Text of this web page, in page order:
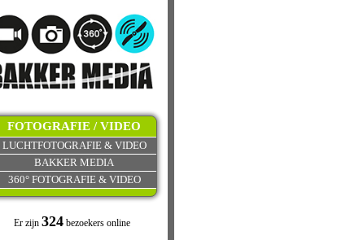
FOTOGRAFIE / VIDEO
LUCHTFOTOGRAFIE & VIDEO
BAKKER MEDIA
360° FOTOGRAFIE & VIDEO
Er zijn 324bezoekers online